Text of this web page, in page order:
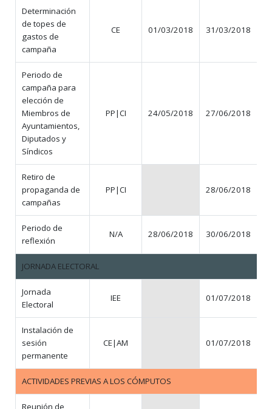
Determinación
de topes de
gastos de
campaña
CE 01/03/2018 31/03/2018
Periodo de
campaña para
elección de
Miembros de
Ayuntamientos,
Diputados y
Síndicos
PP|CI 24/05/2018 27/06/2018
Retiro de
propaganda de
campañas
PP|CI 28/06/2018
Periodo de
reflexión
N/A 28/06/2018 30/06/2018
JORNADA ELECTORAL
Jornada
Electoral
IEE 01/07/2018
Instalación de
sesión
permanente
CE|AM 01/07/2018
ACTIVIDADES PREVIAS A LOS CÓMPUTOS
Reunión de